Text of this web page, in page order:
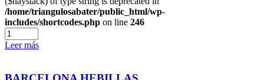
/home/triangulosabater/public_html/wp-
includes/shortcodes.php on line 246
Leer más